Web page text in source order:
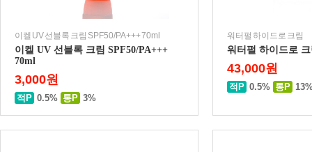
이켈 UV 선블록 크림 SPF50/PA+++ 70ml
이켈 UV 선블록 크림 SPF50/PA+++
70ml
3,000원
적P 0.5% 통P 3%
워터펄 하이드로 크림
워터펄 하이드로
43,000원
적P 0.5% 통P